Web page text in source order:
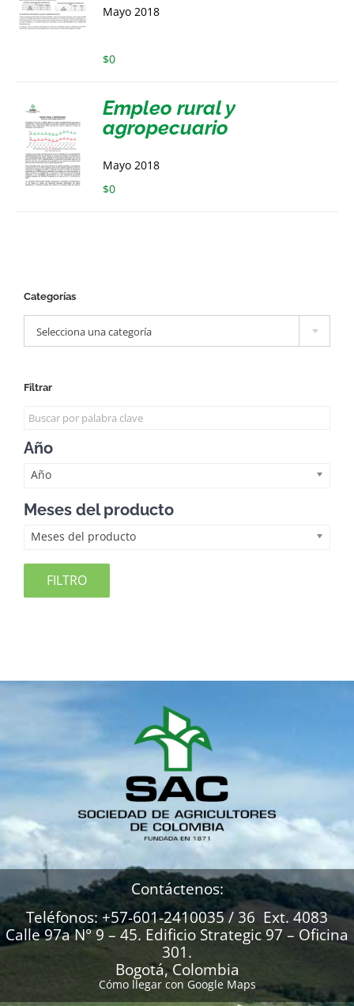
Mayo 2018
$0
Empleo rural y
agropecuario
Mayo 2018
$0
Categorías
Selecciona una categoría
Filtrar
Año
Año
Meses del producto
Meses del producto
FILTRO
Contáctenos:
Teléfonos: +57-601-2410035 / 36 Ext. 4083
Calle 97a N° 9 – 45. Edificio Strategic 97 – Oficina
301.
Bogotá, Colombia
Cómo llegar con Google Maps